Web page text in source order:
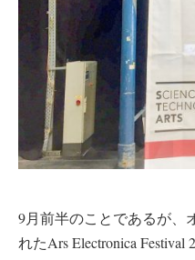
9月前半のことであるが、
れたArs Electronica Festival